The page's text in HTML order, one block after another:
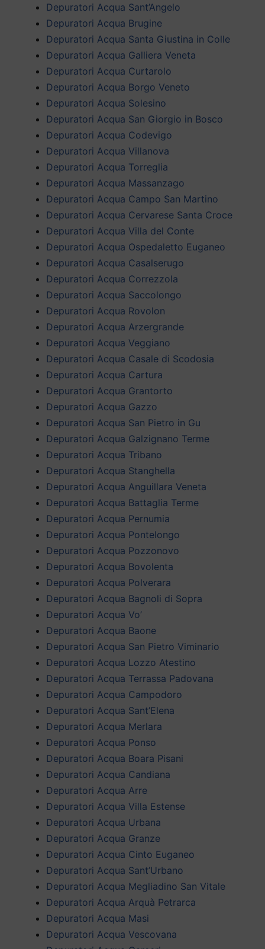
Depuratori Acqua Sant’Angelo
Depuratori Acqua Brugine
Depuratori Acqua Santa Giustina in Colle
Depuratori Acqua Galliera Veneta
Depuratori Acqua Curtarolo
Depuratori Acqua Borgo Veneto
Depuratori Acqua Solesino
Depuratori Acqua San Giorgio in Bosco
Depuratori Acqua Codevigo
Depuratori Acqua Villanova
Depuratori Acqua Torreglia
Depuratori Acqua Massanzago
Depuratori Acqua Campo San Martino
Depuratori Acqua Cervarese Santa Croce
Depuratori Acqua Villa del Conte
Depuratori Acqua Ospedaletto Euganeo
Depuratori Acqua Casalserugo
Depuratori Acqua Correzzola
Depuratori Acqua Saccolongo
Depuratori Acqua Rovolon
Depuratori Acqua Arzergrande
Depuratori Acqua Veggiano
Depuratori Acqua Casale di Scodosia
Depuratori Acqua Cartura
Depuratori Acqua Grantorto
Depuratori Acqua Gazzo
Depuratori Acqua San Pietro in Gu
Depuratori Acqua Galzignano Terme
Depuratori Acqua Tribano
Depuratori Acqua Stanghella
Depuratori Acqua Anguillara Veneta
Depuratori Acqua Battaglia Terme
Depuratori Acqua Pernumia
Depuratori Acqua Pontelongo
Depuratori Acqua Pozzonovo
Depuratori Acqua Bovolenta
Depuratori Acqua Polverara
Depuratori Acqua Bagnoli di Sopra
Depuratori Acqua Vo’
Depuratori Acqua Baone
Depuratori Acqua San Pietro Viminario
Depuratori Acqua Lozzo Atestino
Depuratori Acqua Terrassa Padovana
Depuratori Acqua Campodoro
Depuratori Acqua Sant’Elena
Depuratori Acqua Merlara
Depuratori Acqua Ponso
Depuratori Acqua Boara Pisani
Depuratori Acqua Candiana
Depuratori Acqua Arre
Depuratori Acqua Villa Estense
Depuratori Acqua Urbana
Depuratori Acqua Granze
Depuratori Acqua Cinto Euganeo
Depuratori Acqua Sant’Urbano
Depuratori Acqua Megliadino San Vitale
Depuratori Acqua Arquà Petrarca
Depuratori Acqua Masi
Depuratori Acqua Vescovana